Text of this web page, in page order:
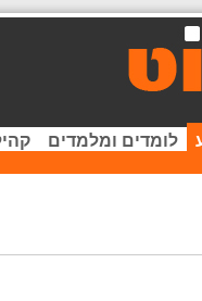
לומדים ומלמדים